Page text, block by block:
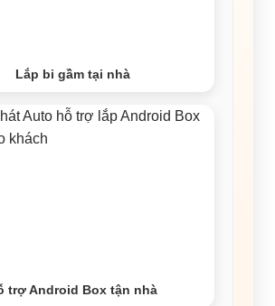
Lắp bi gầm tại nhà
trợ Android Box tận nhà